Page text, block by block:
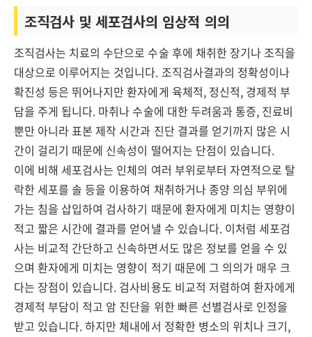
조직검사 및 세포검사의 임상적 의의
조직검사는 치료의 수단으로 수술 후에 채취한 장기나 조직을
대상으로 이루어지는 것입니다. 조직검사결과의 정확성이나
확진성 등은 뛰어나지만 환자에게 육체적, 정신적, 경제적 부
담을 주게 됩니다. 마취나 수술에 대한 두려움과 통증, 진료비
뿐만 아니라 표본 제작 시간과 진단 결과를 얻기까지 많은 시
간이 걸리기 때문에 신속성이 떨어지는 단점이 있습니다.
이에 비해 세포검사는 인체의 여러 부위로부터 자연적으로 탈
락한 세포를 솔 등을 이용하여 채취하거나 종양 의심 부위에
가는 침을 삽입하여 검사하기 때문에 환자에게 미치는 영향이
적고 짧은 시간에 결과를 얻어낼 수 있습니다. 이처럼 세포검
사는 비교적 간단하고 신속하면서도 많은 정보를 얻을 수 있
으며 환자에게 미치는 영향이 적기 때문에 그 의의가 매우 크
다는 장점이 있습니다. 검사비용도 비교적 저렴하여 환자에게
경제적 부담이 적고 암 진단을 위한 빠른 선별검사로 인정을
받고 있습니다. 하지만 체내에서 정확한 병소의 위치나 크기,